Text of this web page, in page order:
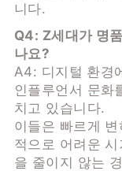
니다.
Q4: Z세대가 명
나요?
A4: 디지털 환경
인플루언서 문화
치고 있습니다.
이들은 빠르게
적으로 어려운
을 줄이지 않는